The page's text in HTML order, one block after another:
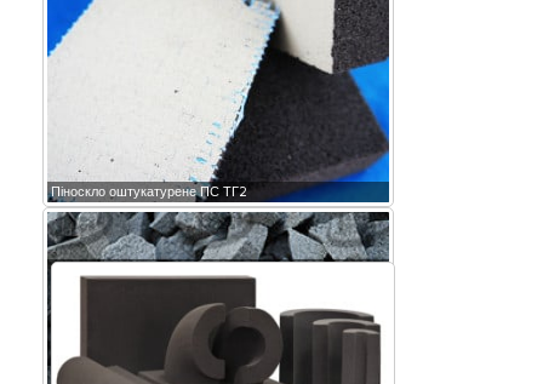
Піноскло оштукатурене ПС ТГ2